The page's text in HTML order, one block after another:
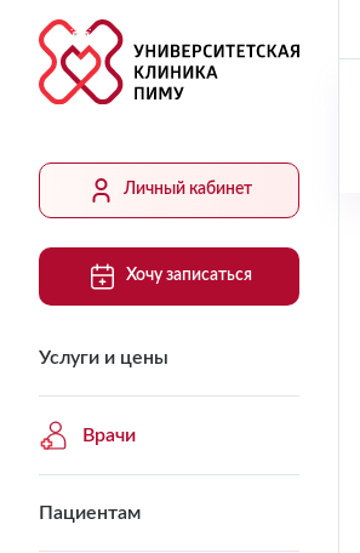
Личный кабинет
Хочу записаться
Услуги и цены
Врачи
Пациентам